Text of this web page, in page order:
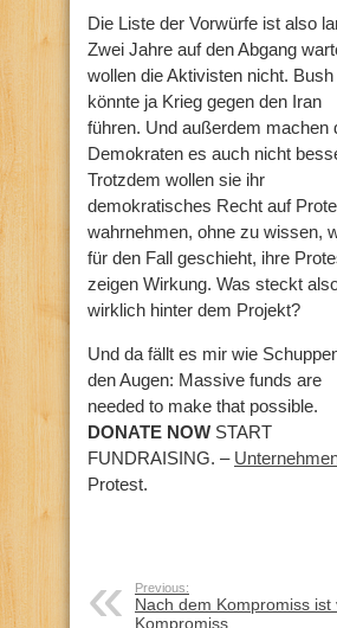
Die Liste der Vorwürfe ist also
Zwei Jahre auf den Abgang
wollen die Aktivisten nicht. Bush
könnte ja Krieg gegen den Iran
führen. Und außerdem machen
Demokraten es auch nicht
Trotzdem wollen sie ihr
demokratisches Recht auf
wahrnehmen, ohne zu wissen,
für den Fall geschieht, ihre
zeigen Wirkung. Was steckt
wirklich hinter dem Projekt?
Und da fällt es mir wie
den Augen: Massive funds are
needed to make that possible.
DONATE NOW START
FUNDRAISING. –
Protest.
Previous:
Nach dem Kompromiss ist
Kompromiss